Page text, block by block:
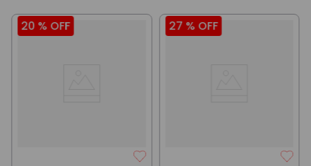
20 % OFF 27 % OFF